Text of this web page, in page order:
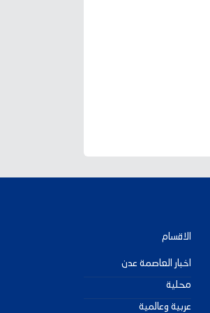
الاقسام
اخبار العاصمة عدن
محلية
عربية وعالمية